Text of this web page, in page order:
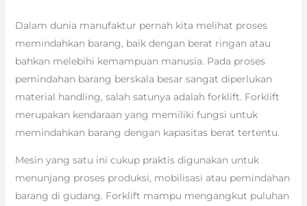
Dalam dunia manufaktur pernah kita melihat proses
memindahkan barang, baik dengan berat ringan atau
bahkan melebihi kemampuan manusia. Pada proses
pemindahan barang berskala besar sangat diperlukan
material handling, salah satunya adalah forklift. Forklift
merupakan kendaraan yang memiliki fungsi untuk
memindahkan barang dengan kapasitas berat tertentu.
Mesin yang satu ini cukup praktis digunakan untuk
menunjang proses produksi, mobilisasi atau pemindahan
barang di gudang. Forklift mampu mengangkut puluhan